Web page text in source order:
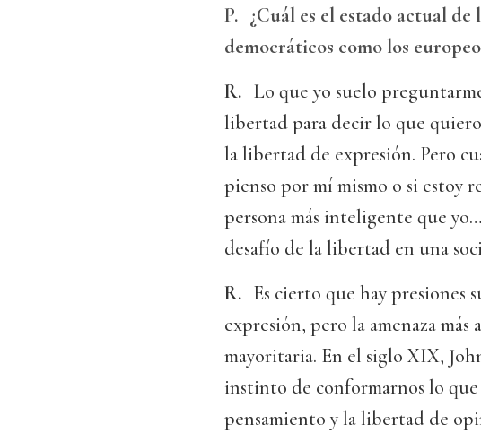
P. ¿Cuál es el estado actual
democráticos como los
R. Lo que yo suelo
libertad para decir lo que
la libertad de expresión. Pero
pienso por mí mismo o si estoy
persona más inteligente que
desafío de la libertad en una
R. Es cierto que hay presiones
expresión, pero la amenaza
mayoritaria. En el siglo XIX,
instinto de conformarnos lo
pensamiento y la libertad de